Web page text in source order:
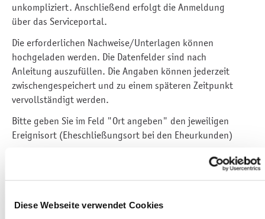
Diese Webseite verwendet Cookies
unkompliziert. Anschließend erfolgt die Anmeldung
über das Serviceportal.
Die erforderlichen Nachweise/Unterlagen können
hochgeladen werden. Die Datenfelder sind nach
Anleitung auszufüllen. Die Angaben können jederzeit
zwischengespeichert und zu einem späteren Zeitpunkt
vervollständigt werden.
Bitte geben Sie im Feld "Ort angeben" den jeweiligen
Ereignisort (Eheschließungsort bei den Eheurkunden)